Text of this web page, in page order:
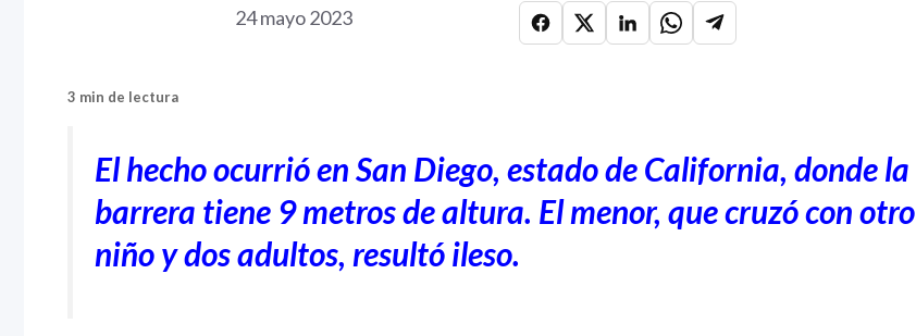
24 mayo 2023
3 min de lectura
El hecho ocurrió en San Diego, estado de California, donde la
barrera tiene 9 metros de altura. El menor, que cruzó con otro
niño y dos adultos, resultó ileso.